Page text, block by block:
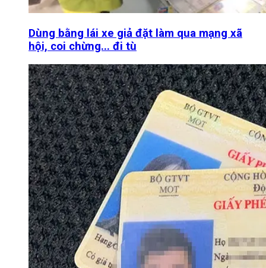
Dùng bằng lái xe giả đặt làm qua mạng xã
hội, coi chừng... đi tù